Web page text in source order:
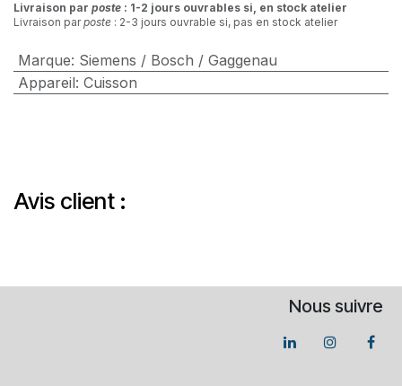
Livraison par poste : 1-2 jours ouvrables si, en stock atelier
Livraison parposte : 2-3 jours ouvrable si, pas en stock atelier
Marque: Siemens / Bosch / Gaggenau
Appareil: Cuisson
Avis client :
Nous suivre